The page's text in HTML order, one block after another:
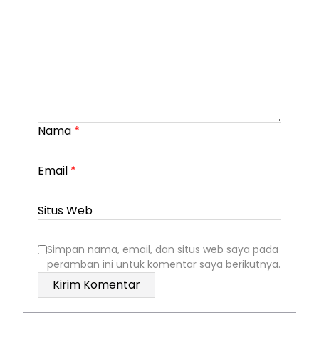
Nama *
Email *
Situs Web
Simpan nama, email, dan situs web saya pada
peramban ini untuk komentar saya berikutnya.